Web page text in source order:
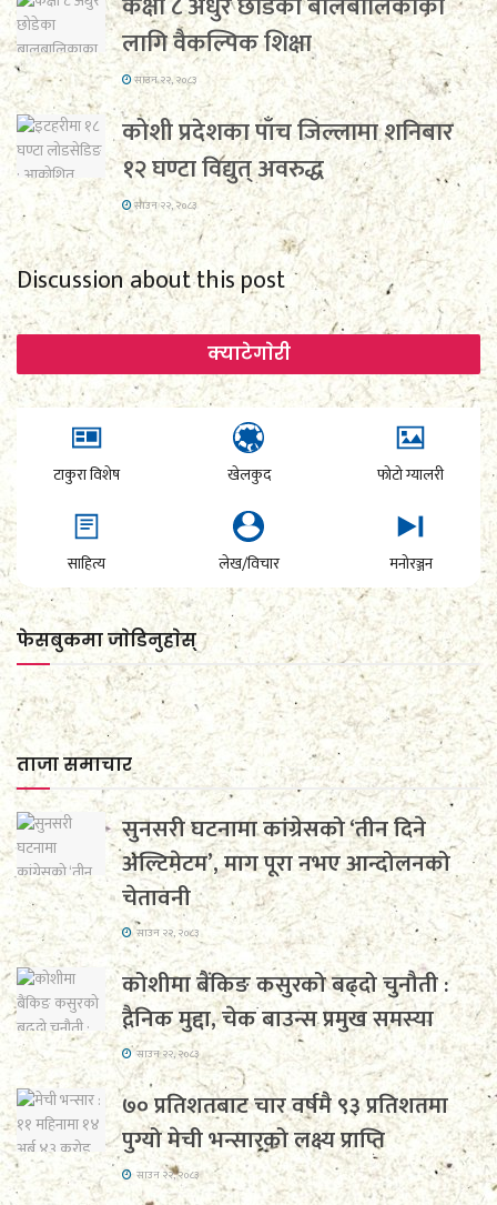
लागि वैकल्पिक शिक्षा
साउन २२, २०८३
कोशी प्रदेशका पाँच जिल्लामा शनिबार
१२ घण्टा विद्युत् अवरुद्ध
साउन २२, २०८३
Discussion about this post
क्याटेगाेरी
टाकुरा विशेष खेलकुद फोटो ग्यालरी
साहित्य लेख/विचार मनोरञ्जन
फेसबुकमा जाेडिनुहाेस्
ताजा समाचार
सुनसरी घटनामा कांग्रेसको ‘तीन दिने
अल्टिमेटम’, माग पूरा नभए आन्दोलनको
चेतावनी
साउन २२, २०८३
कोशीमा बैंकिङ कसुरको बढ्दो चुनौती :
दैनिक मुद्दा, चेक बाउन्स प्रमुख समस्या
साउन २२, २०८३
७० प्रतिशतबाट चार वर्षमै ९३ प्रतिशतमा
पुग्यो मेची भन्सारको लक्ष्य प्राप्ति
साउन २२, २०८३